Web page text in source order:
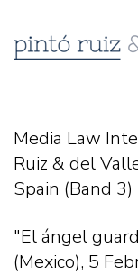
Media Law
Ruiz & del
Spain (Band 3)
"El ángel
(Mexico), 5